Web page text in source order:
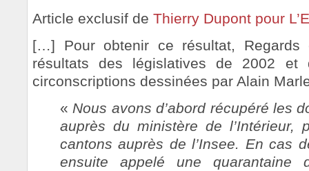
Article exclusif de Thierry Dupont pour
[…] Pour obtenir ce résultat, Regards
résultats des législatives de 2002 et
circonscriptions dessinées par Alain
« Nous avons d’abord récupéré les
auprès du ministère de l’Intérieur,
cantons auprès de l’Insee. En cas
ensuite appelé une quarantaine